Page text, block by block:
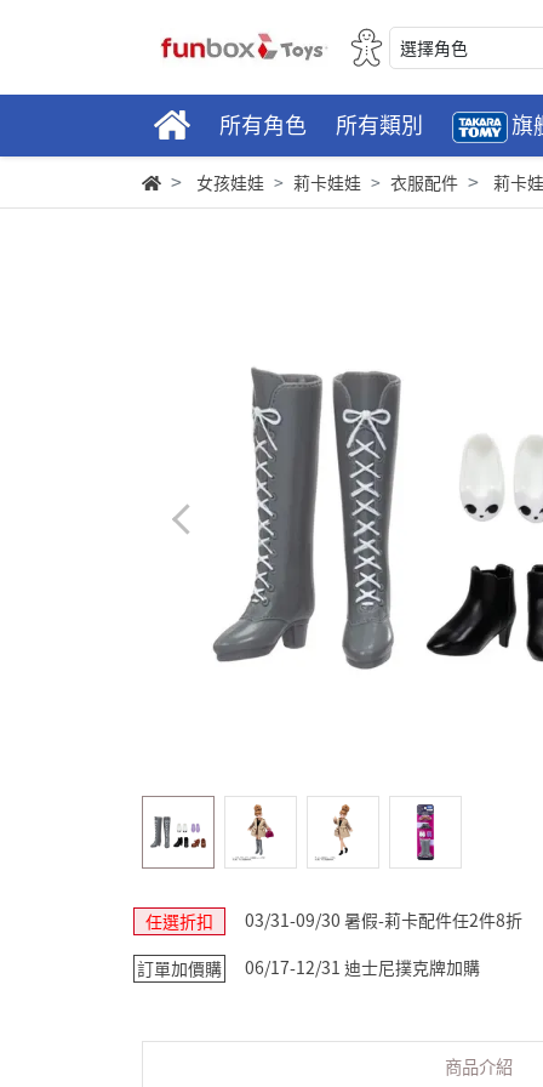
選擇角色
所有角色 所有類別 旗
女孩娃娃 莉卡娃娃 衣服配件 莉卡
任選折扣
03/31-09/30 暑假-莉卡配件任2件8折
訂單加價購
06/17-12/31 迪士尼撲克牌加購
商品介紹